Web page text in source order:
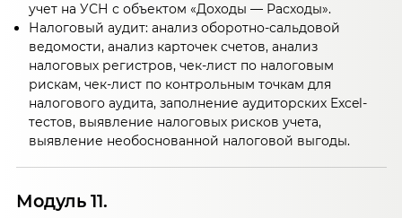
учет на УСН с объектом «Доходы — Расходы».
Налоговый аудит: анализ оборотно-сальдовой
ведомости, анализ карточек счетов, анализ
налоговых регистров, чек-лист по налоговым
рискам, чек-лист по контрольным точкам для
налогового аудита, заполнение аудиторских Excel-
тестов, выявление налоговых рисков учета,
выявление необоснованной налоговой выгоды.
Модуль 11.